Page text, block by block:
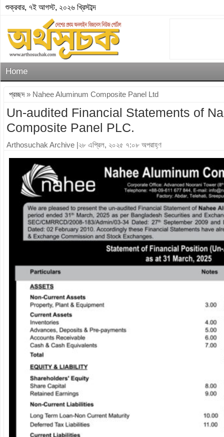
শুক্রবার, ৭ই আগস্ট, ২০২৬ খ্রিস্টাব্দ
Home
প্রচ্ছদ» Nahee Aluminum Composite Panel Ltd
Un-audited Financial Statements of
Composite Panel PLC.
Arthosuchak Archive |২৮ এপ্রিল, ২০২৫ ৭:০৮ অপরাহ্ণ